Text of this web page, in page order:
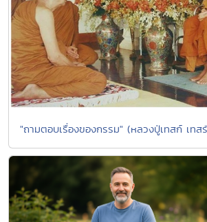
"ถามตอบเรื่องของกรรม" (หลวงปู่เทสก์ เทส